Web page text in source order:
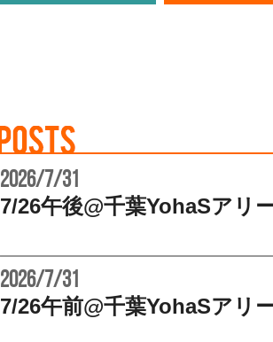
2026/7/31
7/26午後@千葉YohaSア
2026/7/31
7/26午前@千葉YohaSア